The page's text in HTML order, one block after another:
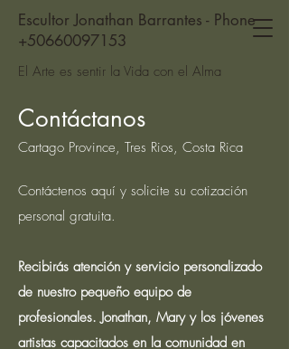
Escultor Jonathan Barrantes - Phone
+50660097153
El Arte es sentir la Vida con el Alma
Contáctanos
Cartago Province, Tres Rios, Costa Rica
Contáctenos aquí y solicite su cotización
personal gratuita.
Recibirás atención y servicio personalizado
de nuestro pequeño equipo de
profesionales. Jonathan, Mary y los jóvenes
artistas capacitados en la comunidad en